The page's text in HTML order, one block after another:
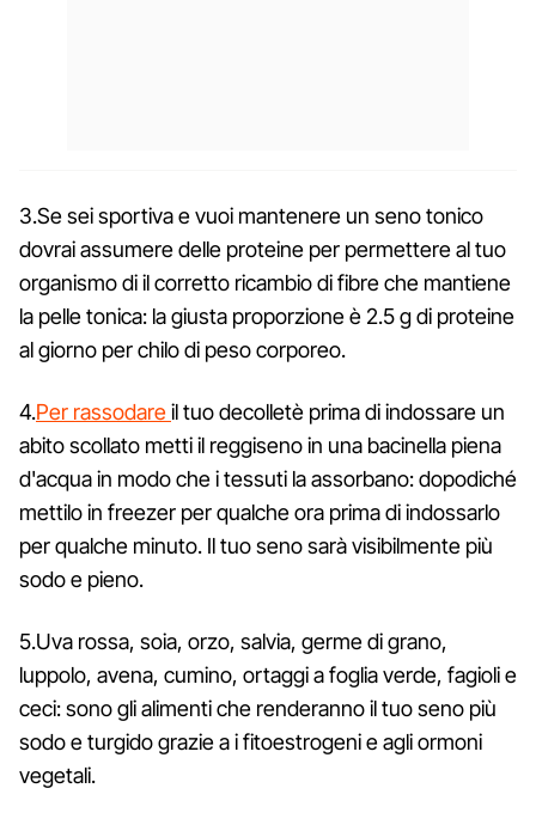
3.Se sei sportiva e vuoi mantenere un seno tonico
dovrai assumere delle proteine per permettere al tuo
organismo di il corretto ricambio di fibre che mantiene
la pelle tonica: la giusta proporzione è 2.5 g di proteine
al giorno per chilo di peso corporeo.
4.Per rassodareil tuo decolletè prima di indossare un
abito scollato metti il reggiseno in una bacinella piena
d'acqua in modo che i tessuti la assorbano: dopodiché
mettilo in freezer per qualche ora prima di indossarlo
per qualche minuto. Il tuo seno sarà visibilmente più
sodo e pieno.
5.Uva rossa, soia, orzo, salvia, germe di grano,
luppolo, avena, cumino, ortaggi a foglia verde, fagioli e
ceci: sono gli alimenti che renderanno il tuo seno più
sodo e turgido grazie a i fitoestrogeni e agli ormoni
vegetali.